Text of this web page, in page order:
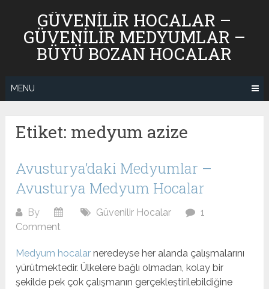
content
GÜVENILIR HOCALAR –
GÜVENILIR MEDYUMLAR –
BÜYÜ BOZAN HOCALAR
MENU
Etiket: medyum azize
Avusturya’daki Medyumlar –
Avusturya Medyum Hocalar
By Güvenilir Hocalar
1
Comment
Medyum hocalar neredeyse her alanda çalışmalarını
yürütmektedir. Ülkelere bağlı olmadan, kolay bir
şekilde pek çok çalışmanın gerçekleştirilebildiğine